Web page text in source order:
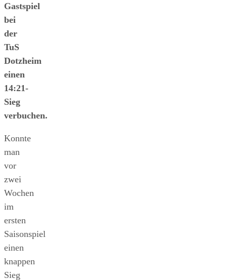
Gastspiel
bei
der
TuS
Dotzheim
einen
14:21-
Sieg
verbuchen.
Konnte
man
vor
zwei
Wochen
im
ersten
Saisonspiel
einen
knappen
Sieg